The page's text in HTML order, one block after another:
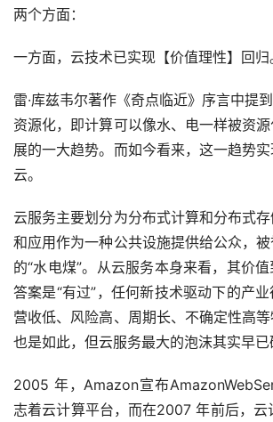
两个方面：
一方面，云技术已实现【价值理性】回归
雷·库兹韦尔著作《奇点临近》序言中提
资源化，即计算可以像水、电一样被资
展的一大趋势。而如今看来，这一趋势
云。
云服务主要划分为分布式计算和分布式
和应用作为一种公共设施提供给公众，
的“水电煤”。从云服务本身来看，其价值
答案是“有过”，任何新技术驱动下的产业
营收低、风险高、周期长、不确定性高
也是如此，但云服务最大的泡沫其实早已
2005 年，Amazon宣布
志着云计算平台，而在2007 年前后，云